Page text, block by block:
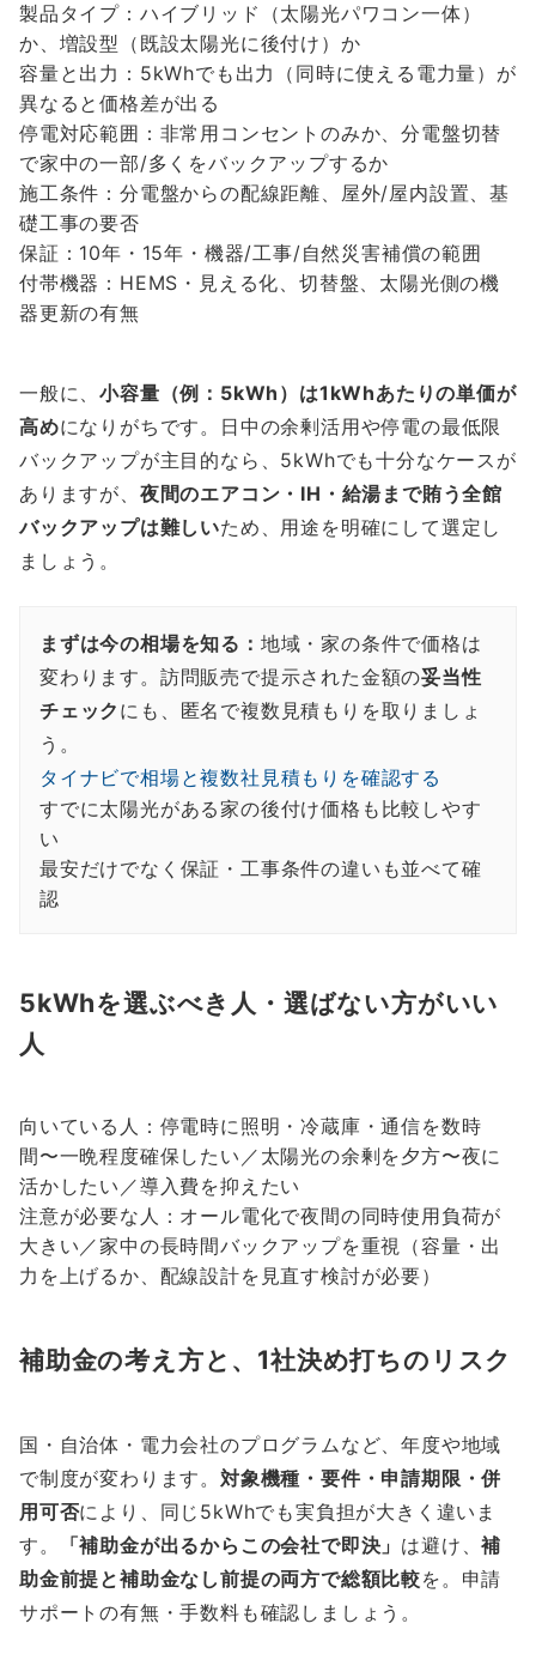
製品タイプ：ハイブリッド（太陽光パワコン一体）
か、増設型（既設太陽光に後付け）か
容量と出力：5kWhでも出力（同時に使える電力量）が
異なると価格差が出る
停電対応範囲：非常用コンセントのみか、分電盤切替
で家中の一部/多くをバックアップするか
施工条件：分電盤からの配線距離、屋外/屋内設置、基
礎工事の要否
保証：10年・15年・機器/工事/自然災害補償の範囲
付帯機器：HEMS・見える化、切替盤、太陽光側の機
器更新の有無
一般に、小容量（例：5kWh）は1kWhあたりの単価が
高めになりがちです。日中の余剰活用や停電の最低限
バックアップが主目的なら、5kWhでも十分なケースが
ありますが、 夜間のエアコン・IH・給湯まで賄う全館
バックアップは難しいため、用途を明確にして選定し
ましょう。
まずは今の相場を知る： 地域・家の条件で価格は
変わります。訪問販売で提示された金額の妥当性
チェック にも、匿名で複数見積もりを取りましょ
う。
タイナビで相場と複数社見積もりを確認する
すでに太陽光がある家の後付け価格も比較しやす
い
最安だけでなく保証・工事条件の違いも並べて確
認
5kWhを選ぶべき人・選ばない方がいい
人
向いている人：停電時に照明・冷蔵庫・通信を数時
間〜一晩程度確保したい／太陽光の余剰を夕方〜夜に
活かしたい／導入費を抑えたい
注意が必要な人：オール電化で夜間の同時使用負荷が
大きい／家中の長時間バックアップを重視（容量・出
力を上げるか、配線設計を見直す検討が必要）
補助金の考え方と、1社決め打ちのリスク
国・自治体・電力会社のプログラムなど、年度や地域
で制度が変わります。 対象機種・要件・申請期限・併
用可否により、同じ5kWhでも実負担が大きく違いま
す。
「補助金が出るからこの会社で即決」 は避け、補
助金前提と補助金なし前提の両方で総額比較を。申請
サポートの有無・手数料も確認しましょう。